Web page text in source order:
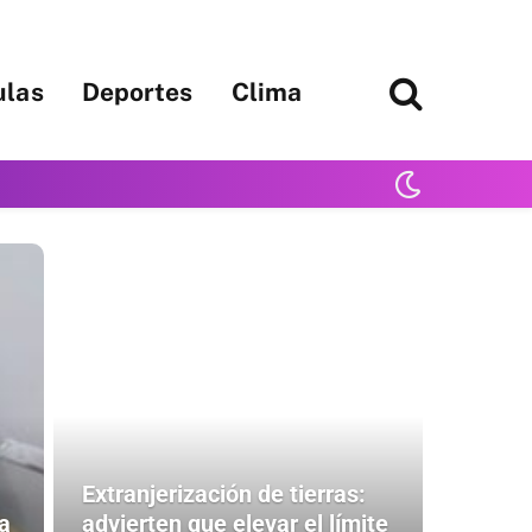
Deportes Clima
Extranjerización de tierras:
advierten que elevar el límite